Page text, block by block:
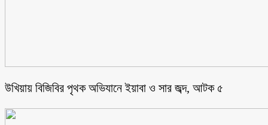
উখিয়ায় বিজিবির পৃথক অভিযানে ইয়াবা ও সার জব্দ, আটক ৫